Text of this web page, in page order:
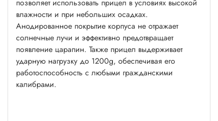
позволяет использовать прицел в условиях высокой
влажности и при небольших осадках.
Анодированное покрытие корпуса не отражает
солнечные лучи и эффективно предотвращает
появление царапин. Также прицел выдерживает
ударную нагрузку до 1200g, обеспечивая его
работоспособность с любыми гражданскими
калибрами.